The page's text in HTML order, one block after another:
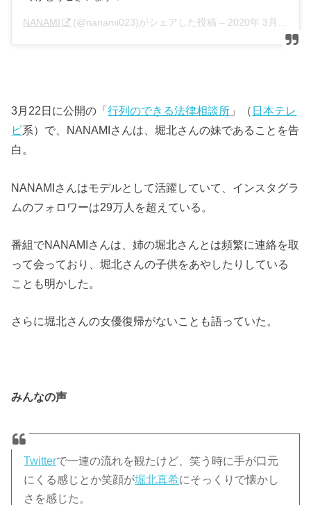
NANAMI (@nanami023)がシェアした投稿 – 2020年 3月月3日午前3時18分PST
3月22日に公開の「行列のできる法律相談所 」（ 日本テレ
ビ系）で、NANAMIさんは、堀北さんの妹であることを告
白。
NANAMIさんはモデルとして活躍していて、インスタグラ
ムのフォロワーは29万人を超えている。
番組でNANAMIさんは、姉の堀北さんとは頻繁に連絡を取
って会っており、堀北さんの子供をあやしたりしている
ことも明かした。
さらに堀北さんの女優復帰がないことも語っていた。
みんなの声
Twitterで一連の流れを観たけど、笑う時に手が口元
にくる感じとか笑顔が堀北真希にそっくりで懐かし
さを感じた。